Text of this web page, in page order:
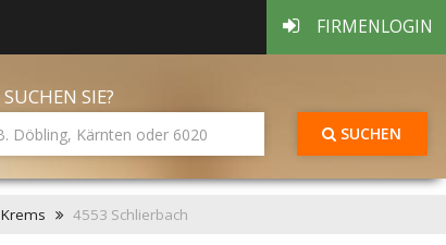
FIRMENLOGIN
SIE?
SUCHEN
4553 Schlierbach